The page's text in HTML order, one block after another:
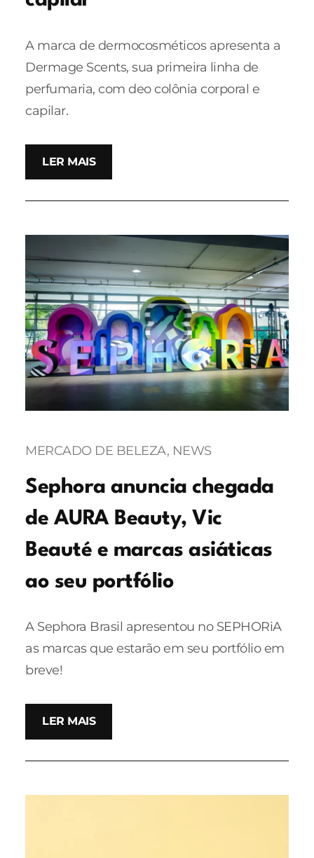
A marca de dermocosméticos apresenta a
Dermage Scents, sua primeira linha de
perfumaria, com deo colônia corporal e
capilar.
LER MAIS
MERCADO DE BELEZA, NEWS
Sephora anuncia chegada
de AURA Beauty, Vic
Beauté e marcas asiáticas
ao seu portfólio
A Sephora Brasil apresentou no SEPHORiA
as marcas que estarão em seu portfólio em
breve!
LER MAIS